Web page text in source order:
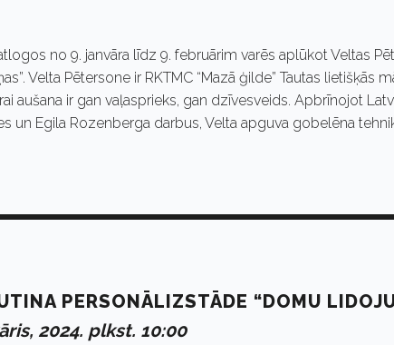
no 9. janvāra līdz 9. februārim varēs aplūkot Veltas
Velta Pētersone ir RKTMC “Mazā ģilde” Tautas lietišķās
aušana ir gan vaļasprieks, gan dzīvesveids. Apbrīnojot
un Egila Rozenberga darbus, Velta apguva gobelēna
PERSONĀLIZSTĀDE “DOMU
2024. plkst. 10:00